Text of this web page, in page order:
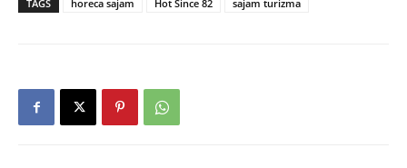
TAGS horeca sajam Hot Since 82 sajam turizma